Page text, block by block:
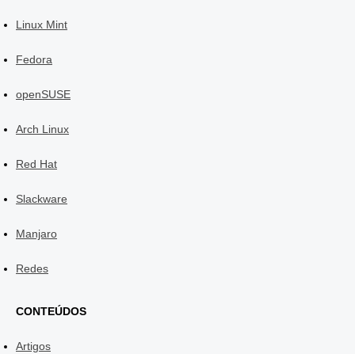
Linux Mint
Fedora
openSUSE
Arch Linux
Red Hat
Slackware
Manjaro
Redes
CONTEÚDOS
Artigos